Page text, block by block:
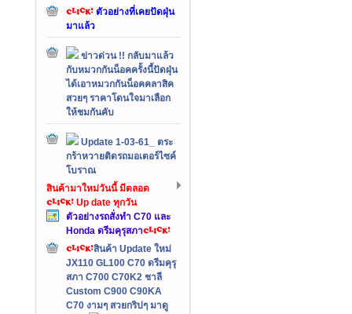
ตัวอย่างที่เคยปัดฝุ่น
มาแล้ว
ข่าวด่วน !! กลับมาแล้ว
กับหมวกกันน็อคครั้งนี้ปัดฝุ่น
ได้เอาหมวกกันน็อคคลาสิค
สวยๆ ราคาโดนใจมาเลือก
ให้ชมกันคับ
Update 1-03-61_ ตระ
กร้าหวายติดรถมอเตอร์ไซค์
โบราณ
สินค้ามาใหม่วันนี้ มีตลอด
Up date ทุกวัน
ตัวอย่างรถสั่งทำ C70 และ
Honda ดรีมคุรุสภา
สินค้า Update ใหม่
JX110 GL100 C70 ดรีมคุรุ
สภา C700 C70K2 ชาลี
Custom C900 C90KA
C70 งามๆ สวยกริปๆ มาดู